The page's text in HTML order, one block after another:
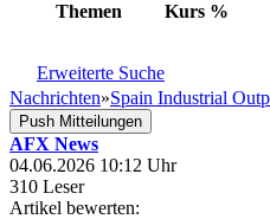
Themen Kurs %
Erweiterte Suche
Nachrichten»Spain Industrial
Push Mitteilungen
AFX News
04.06.2026 10:12 Uhr
310 Leser
Artikel bewerten: